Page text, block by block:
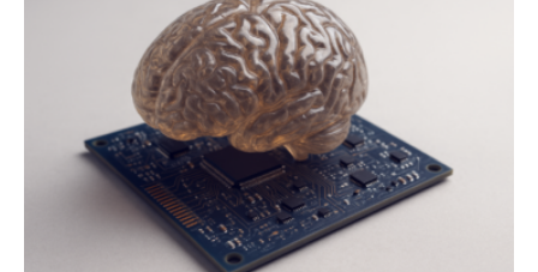
der MindPort GmbH eine neuartige, KI-gestützte
Lösung zur Erzeugung von Emotionen für realistische
Avatare. Gen-AIvatar entwickelt innovative und
kosteneffiziente Methoden, um lebensechte Avatare zu
erstellen. „Besonders wichtig ist uns eine ganzheitliche
Animation, bei der Stimme, Körperbewegung, Gestik
und Mimik im Einklang sind…